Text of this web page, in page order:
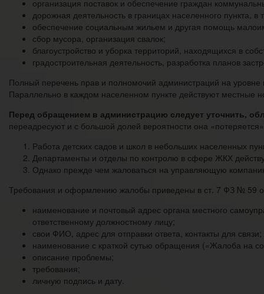
организация поставок и обеспечение граждан
дорожная деятельность в границах населенного пункта,
обеспечение социальным жильем и другая помощь
сбор мусора, организация свалок;
благоустройство и уборка территорий, находящихся в
градостроительная деятельность, разработка планов
Полный перечень прав и полномочий администраций на
Параллельно в каждом населенном пункте действуют местные
Перед обращением в администрацию следует уточнить,
переадресуют и с большой долей вероятности она
Работа детских садов и школ в небольших населенных
Департаменты и отделы по контролю в сфере ЖКХ
Однако прежде чем жаловаться на управляющую
Требования и оформлению жалобы приведены в ст. 7 ФЗ № 59
наименование и почтовый адрес органа местного
ответственному должностному лицу;
свои ФИО, адрес для отправки ответа, контакты для связи;
наименование с краткой сутью обращения («Жалоба на
описание проблемы;
требования;
личную подпись и дату.